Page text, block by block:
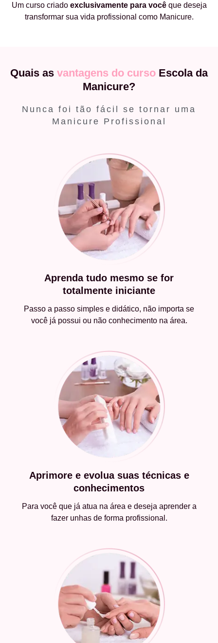
Um curso criado exclusivamente para vocêque deseja
transformar sua vida profissional como Manicure.
Quais as vantagens do curso Escola da
Manicure?
Nunca foi tão fácil se tornar uma
Manicure Profissional
Aprenda tudo mesmo se for
totalmente iniciante
Passo a passo simples e didático, não importa se
você já possui ou não conhecimento na área.
Aprimore e evolua suas técnicas e
conhecimentos
Para você que já atua na área e deseja aprender a
fazer unhas de forma profissional.